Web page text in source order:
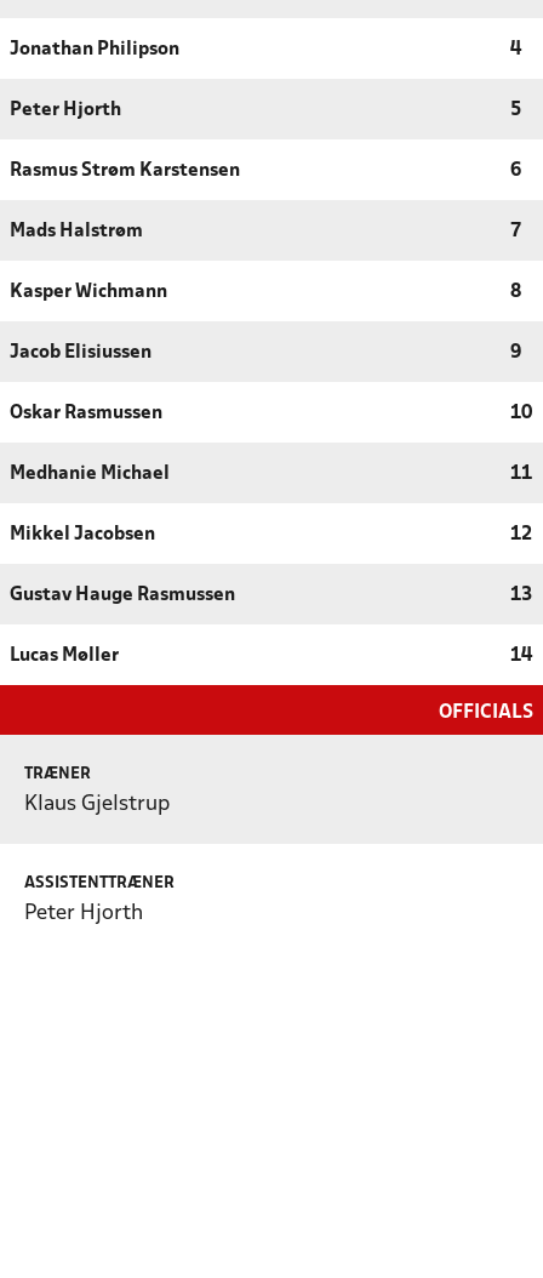
Jonathan Philipson 4
Peter Hjorth 5
Rasmus Strøm Karstensen 6
Mads Halstrøm 7
Kasper Wichmann 8
Jacob Elisiussen 9
Oskar Rasmussen 10
Medhanie Michael 11
Mikkel Jacobsen 12
Gustav Hauge Rasmussen 13
Lucas Møller 14
OFFICIALS
TRÆNER
Klaus Gjelstrup
ASSISTENTTRÆNER
Peter Hjorth